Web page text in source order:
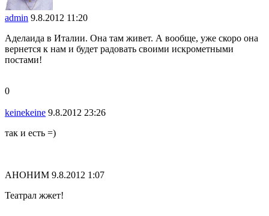
admin 9.8.2012 11:20
Аделаида в Италии. Она там живет. А вообще, уже скоро она
вернется к нам и будет радовать своими искрометными
постами!
0
keinekeine 9.8.2012 23:26
так и есть =)
АНОНИМ 9.8.2012 1:07
Театрал жжет!